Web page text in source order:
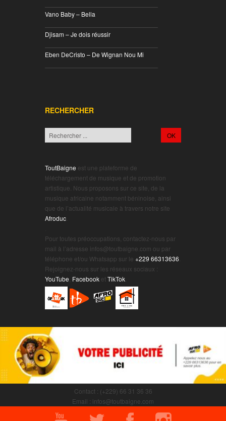
Vano Baby – Bella
Djisam – Je dois réussir
Eben DeCristo – De Wignan Nou Mi
RECHERCHER
ToutBaigne est une plateforme de
téléchargement de musique et de promotion
artistique. Nous proposons sur ce site, de la
musique africaine notamment béninoise, ainsi
que de l’actualité musicale à travers notre site
Afroduc
Pour toutes préoccupations, contactez-nous par
mail à l’adresse infos@toutbaigne.com ou par
téléphone et/ou Whatsapp sur le +229 66313636
Rejoignez-nous sur les réseaux sociaux :
YouTube Facebook etTikTok
Contact : (+229) 66 31 36 36
Email : infos@toutbaigne.com